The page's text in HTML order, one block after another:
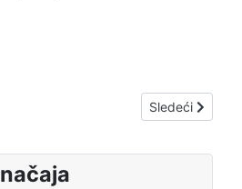
Bovari, Gistav Flober Sledeći
Sledeći